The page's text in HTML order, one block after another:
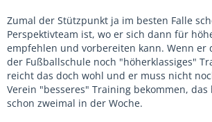
Zumal der Stützpunkt ja im besten Falle
Perspektivteam ist, wo er sich dann für
empfehlen und vorbereiten kann. Wenn er
der Fußballschule noch "höherklassiges"
reicht das doch wohl und er muss nicht
Verein "besseres" Training bekommen, das
schon zweimal in der Woche.